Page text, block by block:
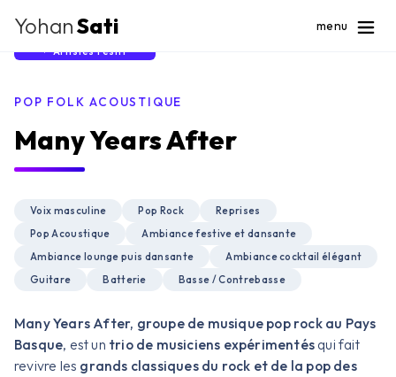
YohanSati menu
Artistes Festif
POP FOLK ACOUSTIQUE
Many Years After
Voix masculine Pop Rock
Reprises
Pop Acoustique
Ambiance festive et dansante
Ambiance lounge puis dansante
Ambiance cocktail élégant
Guitare
Batterie Basse / Contrebasse
Many Years After, groupe de musique pop rock au Pays
Basque, est un trio de musiciens expérimentés qui fait
revivre les grands classiques du rock et de la pop des